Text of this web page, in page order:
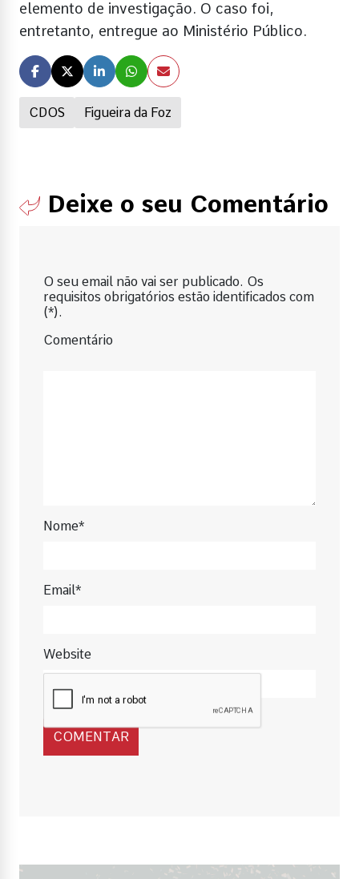
CDOS Figueira da Foz
elemento de investigação. O caso foi,
entretanto, entregue ao Ministério Público.
Deixe o seu Comentário
O seu email não vai ser publicado. Os
requisitos obrigatórios estão identificados com
(*).
Comentário
Nome*
Email*
Website